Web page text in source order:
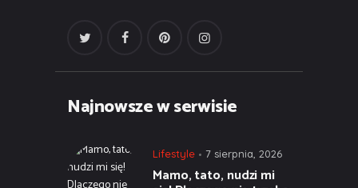
Najnowsze w serwisie
Lifestyle 7 sierpnia, 2026
Mamo, tato, nudzi mi